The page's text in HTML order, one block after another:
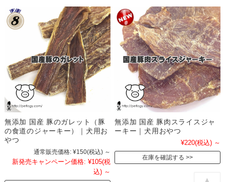
無添加 国産 豚のガレット（豚
の食道のジャーキー）｜犬用お
やつ
通常販売価格: ¥150(税込) ～
新発売キャンペーン価格: ¥105(税
込) ～
無添加 国産 豚肉スライスジャ
ーキー｜犬用おやつ
¥220(税込) ～
在庫を確認する